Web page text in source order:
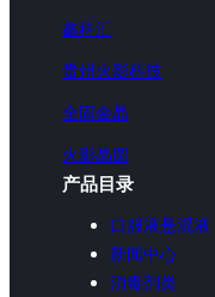
鑫科汇
贵州火影科技
全固金晶
火影晶圆
产品目录
口服液悬混液
新闻中心
消毒剂类